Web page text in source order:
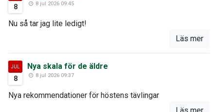
8 8 jul 2026 09:45
Nu så tar jag lite ledigt!
Läs mer
JUL
8
Nya skala för de äldre
8 jul 2026 09:37
Nya rekommendationer för höstens tävlingar